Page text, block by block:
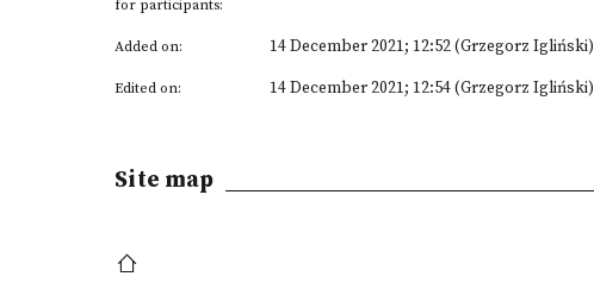
for participants:
Added on: 14 December 2021; 12:52 (Grzegorz Igliński)
Edited on: 14 December 2021; 12:54 (Grzegorz Igliński)
Site map